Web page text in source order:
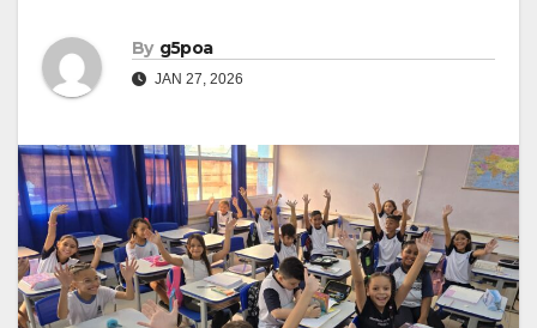
By g5poa
JAN 27, 2026